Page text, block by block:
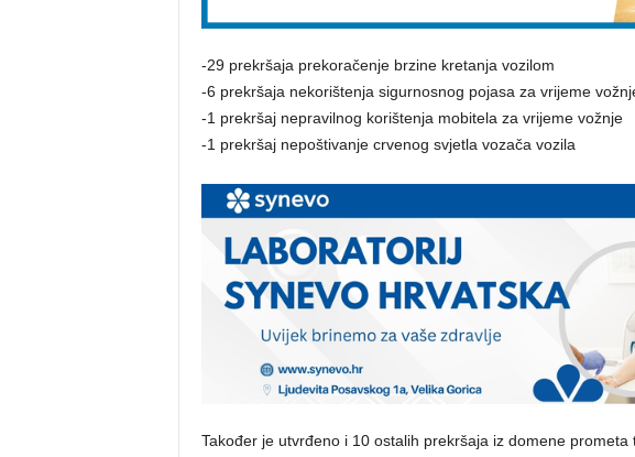
-29 prekršaja prekoračenje brzine kretanja vozilom
-6 prekršaja nekorištenja sigurnosnog pojasa za vrijeme
-1 prekršaj nepravilnog korištenja mobitela za vrijeme vožnje
-1 prekršaj nepoštivanje crvenog svjetla vozača vozila
Također je utvrđeno i 10 ostalih prekršaja iz domene